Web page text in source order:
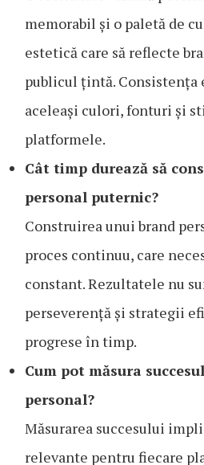
memorabil și o paletă de
estetică care să reflecte
publicul țintă. Consistența
aceleași culori, fonturi și
platformele.
Cât timp durează să
personal puternic?
Construirea unui brand
proces continuu, care
constant. Rezultatele nu
perseverență și strategii
progrese în timp.
Cum pot măsura
personal?
Măsurarea succesului
relevante pentru fiecare